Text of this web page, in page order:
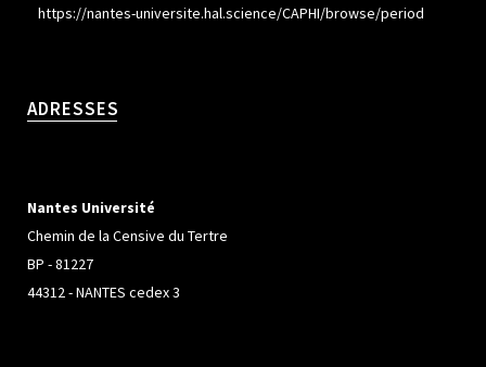
https://nantes-universite.hal.science/CAPHI/browse/period
ADRESSES
Nantes Université
Chemin de la Censive du Tertre
BP - 81227
44312 - NANTES cedex 3